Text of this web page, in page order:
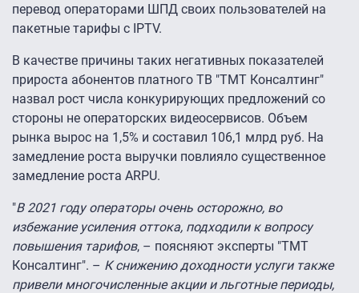
перевод операторами ШПД своих пользователей на
пакетные тарифы с IPTV.
В качестве причины таких негативных показателей
прироста абонентов платного ТВ "ТМТ Консалтинг"
назвал рост числа конкурирующих предложений со
стороны не операторских видеосервисов. Объем
рынка вырос на 1,5% и составил 106,1 млрд руб. На
замедление роста выручки повлияло существенное
замедление роста ARPU.
"В 2021 году операторы очень осторожно, во
избежание усиления оттока, подходили к вопросу
повышения тарифов, – поясняют эксперты "ТМТ
Консалтинг". – К снижению доходности услуги также
привели многочисленные акции и льготные периоды,